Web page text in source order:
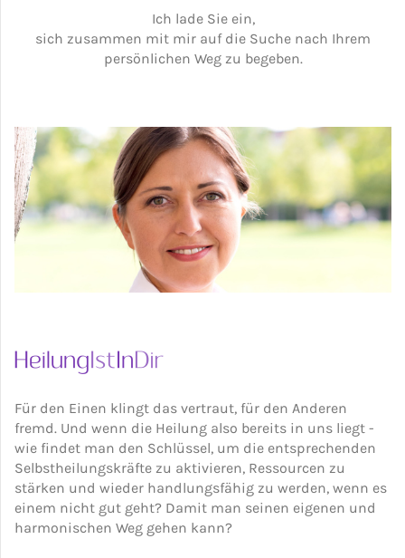
Ich lade Sie ein,
sich zusammen mit mir auf die Suche nach Ihrem
persönlichen Weg zu begeben.
Für den Einen klingt das vertraut, für den Anderen
fremd. Und wenn die Heilung also bereits in uns liegt -
wie findet man den Schlüssel, um die entsprechenden
Selbstheilungskräfte zu aktivieren, Ressourcen zu
stärken und wieder handlungsfähig zu werden, wenn es
einem nicht gut geht? Damit man seinen eigenen und
harmonischen Weg gehen kann?